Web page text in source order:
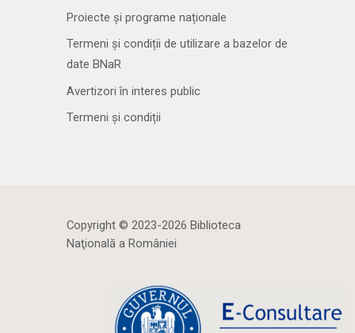
Proiecte și programe naționale
Termeni și condiții de utilizare a bazelor de
date BNaR
Avertizori în interes public
Termeni și condiții
Copyright © 2023-2026 Biblioteca
Naţională a României